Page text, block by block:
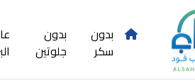
بدون
سكر
بدون
جلوتين